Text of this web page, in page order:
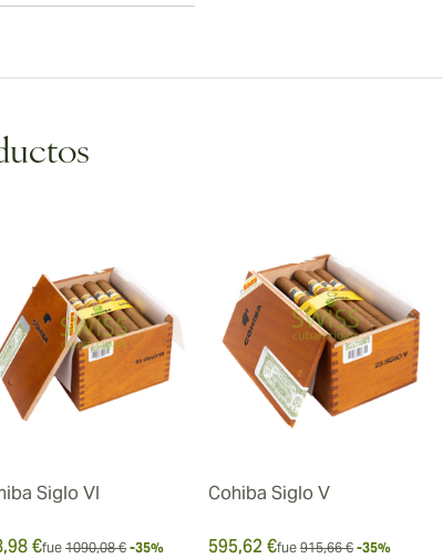
Siglo VI
€fue 1090,08 € -35%
Cohiba Siglo V
595,62 €fue 915,66 € -35%